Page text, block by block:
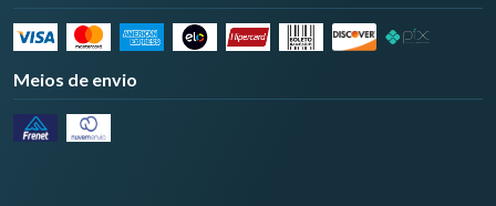
Meios de envio